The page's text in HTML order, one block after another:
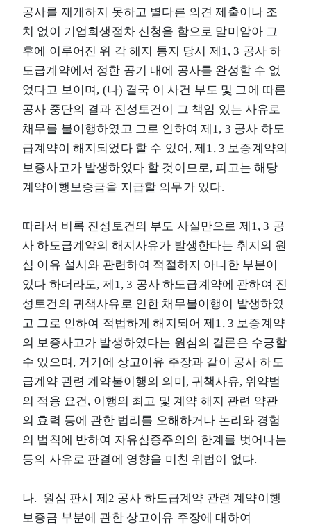
공사를 재개하지 못하고 별다른 의견 제출이나 조
치 없이 기업회생절차 신청을 함으로 말미암아 그
후에 이루어진 위 각 해지 통지 당시 제1, 3 공사 하
도급계약에서 정한 공기 내에 공사를 완성할 수 없
었다고 보이며, (나) 결국 이 사건 부도 및 그에 따른
공사 중단의 결과 진성토건이 그 책임 있는 사유로
채무를 불이행하였고 그로 인하여 제1, 3 공사 하도
급계약이 해지되었다 할 수 있어, 제1, 3 보증계약의
보증사고가 발생하였다 할 것이므로, 피고는 해당
계약이행보증금을 지급할 의무가 있다.
따라서 비록 진성토건의 부도 사실만으로 제1, 3 공
사 하도급계약의 해지사유가 발생한다는 취지의 원
심 이유 설시와 관련하여 적절하지 아니한 부분이
있다 하더라도, 제1, 3 공사 하도급계약에 관하여 진
성토건의 귀책사유로 인한 채무불이행이 발생하였
고 그로 인하여 적법하게 해지되어 제1, 3 보증계약
의 보증사고가 발생하였다는 원심의 결론은 수긍할
수 있으며, 거기에 상고이유 주장과 같이 공사 하도
급계약 관련 계약불이행의 의미, 귀책사유, 위약벌
의 적용 요건, 이행의 최고 및 계약 해지 관련 약관
의 효력 등에 관한 법리를 오해하거나 논리와 경험
의 법칙에 반하여 자유심증주의의 한계를 벗어나는
등의 사유로 판결에 영향을 미친 위법이 없다.
나. 원심 판시 제2 공사 하도급계약 관련 계약이행
보증금 부분에 관한 상고이유 주장에 대하여